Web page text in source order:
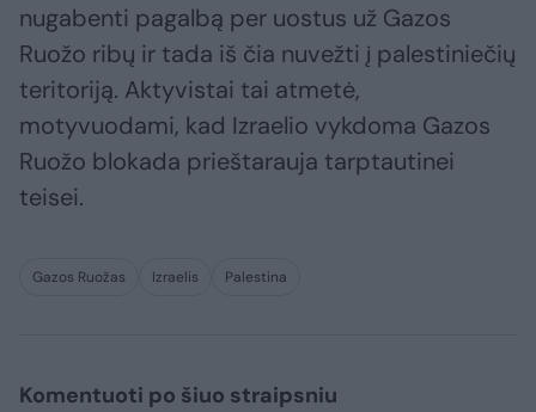
nugabenti pagalbą per uostus už Gazos
Ruožo ribų ir tada iš čia nuvežti į palestiniečių
teritoriją. Aktyvistai tai atmetė,
motyvuodami, kad Izraelio vykdoma Gazos
Ruožo blokada prieštarauja tarptautinei
teisei.
Gazos Ruožas Izraelis Palestina
Komentuoti po šiuo straipsniu